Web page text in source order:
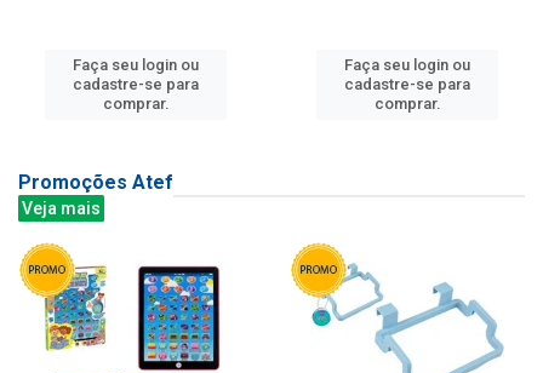
Faça seu login ou
cadastre-se para
comprar.
Faça seu login ou
cadastre-se para
comprar.
Promoções Atef
Veja mais